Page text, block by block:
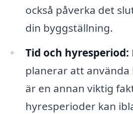
också påverka det
din byggställning.
Tid och hyresperiod:
planerar att
är en annan viktig
hyresperioder kan